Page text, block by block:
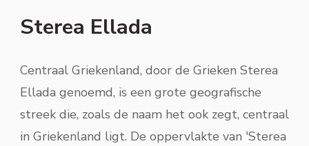
Sterea Ellada
Centraal Griekenland, door de Grieken Sterea
Ellada genoemd, is een grote geografische
streek die, zoals de naam het ook zegt, centraal
in Griekenland ligt. De oppervlakte van 'Sterea